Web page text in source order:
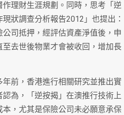
理財生涯規劃。同時，思考「逆
狀調查分析報告2012」也提出：
司抵押，經評估資產淨值後，申
去世後物業才會被收回，增加長
前，香港進行相關研究並推出實
為，「逆按揭」在澳推行技術上
，尤其是保險公司未必願意承保